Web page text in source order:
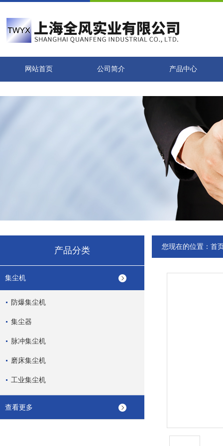
网站首页 公司简介 产品中心
产品分类
集尘机
防爆集尘机
集尘器
脉冲集尘机
磨床集尘机
工业集尘机
查看更多
您现在的位置： 首